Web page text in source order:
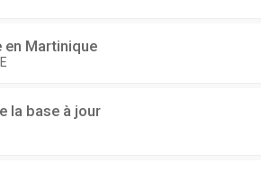
en Martinique
la base à jour